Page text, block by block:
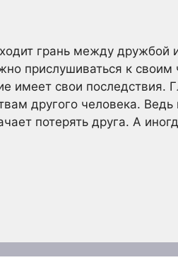
грань между
прислушиваться к своим
имеет свои последствия.
другого человека. Ведь
потерять друга. А